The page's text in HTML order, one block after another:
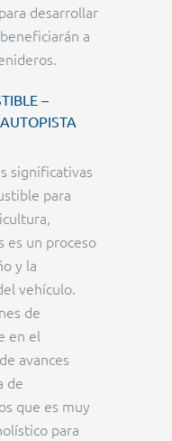
desarrollar
a
–
significativas
para
es un proceso
y la
vehículo.
de
en el
avances
de
que es muy
para